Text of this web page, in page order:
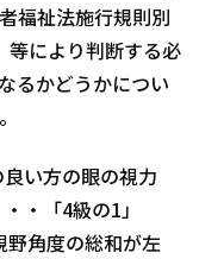
福祉法施行規則別
等により判断する必
るかどうかについ
い方の眼の視力
・「4級の1」
角度の総和が左